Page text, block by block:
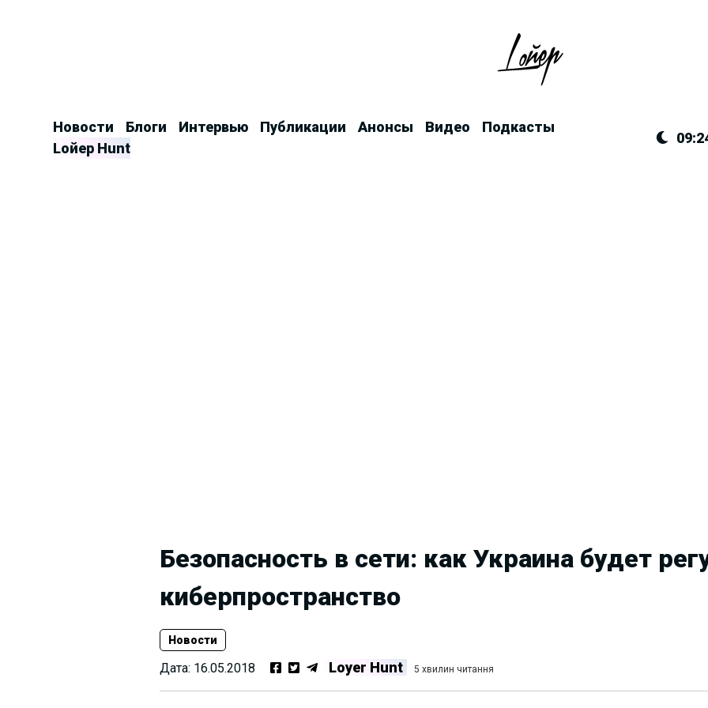
Новости Блоги Интервью Публикации Анонсы Видео
Подкасты
Lойер Hunt
Безопасность в сети: как Украина будет
киберпространство
Новости
Дата: 16.05.2018 Loyer Hunt 5 хвилин читання